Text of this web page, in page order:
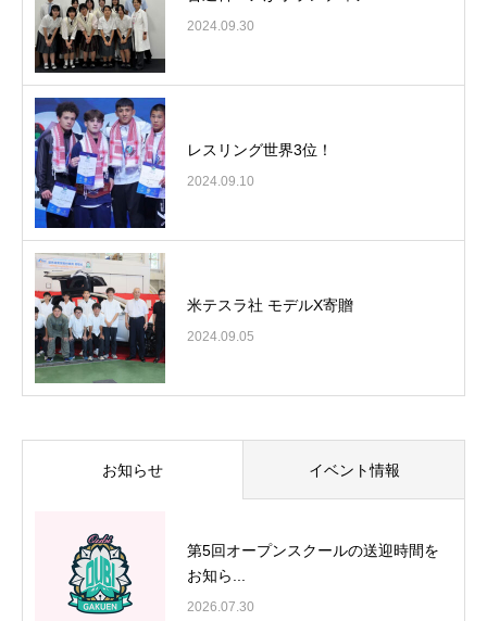
2024.09.30
レスリング世界3位！
2024.09.10
米テスラ社 モデルX寄贈
2024.09.05
お知らせ イベント情報
第5回オープンスクールの送迎時間を
お知ら...
2026.07.30